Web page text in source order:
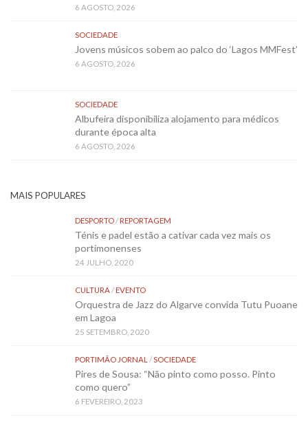
6 AGOSTO, 2026
SOCIEDADE
Jovens músicos sobem ao palco do ‘Lagos MMFest’
6 AGOSTO, 2026
SOCIEDADE
Albufeira disponibiliza alojamento para médicos
durante época alta
6 AGOSTO, 2026
MAIS POPULARES
DESPORTO/REPORTAGEM
Ténis e padel estão a cativar cada vez mais os
portimonenses
24 JULHO, 2020
CULTURA/EVENTO
Orquestra de Jazz do Algarve convida Tutu Puoane
em Lagoa
25 SETEMBRO, 2020
PORTIMÃO JORNAL /SOCIEDADE
Pires de Sousa: “Não pinto como posso. Pinto
como quero”
6 FEVEREIRO, 2023